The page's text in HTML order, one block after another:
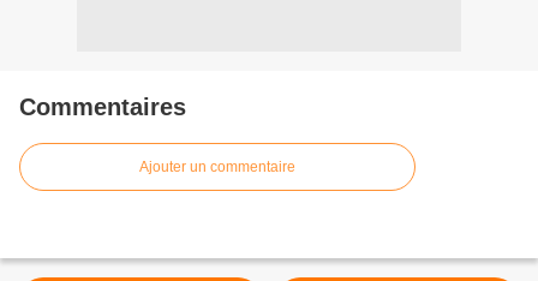
Commentaires
Ajouter un commentaire